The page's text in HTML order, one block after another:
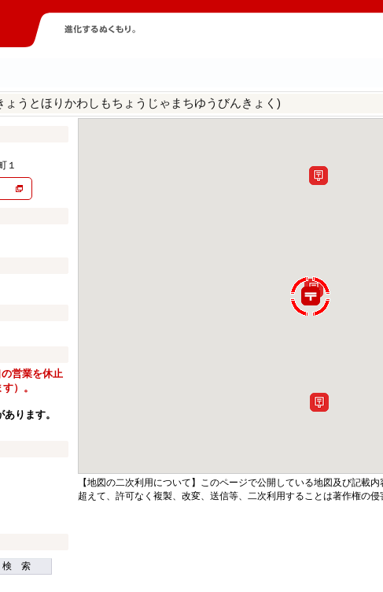
ょうとほりかわしもちょうじゃまちゆうびんきょく)
１
営業を休止
）。
ります。
検 索
【地図の二次利用について】このページで公開している地図及び記載
超えて、許可なく複製、改変、送信等、二次利用することは著作権の侵